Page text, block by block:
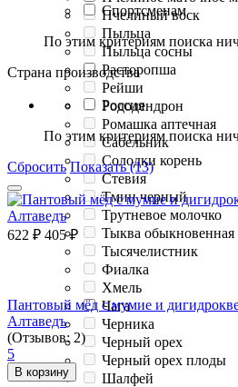
Пчелиный воск
Пыльца
Пыльца сосны
Расторопша
Рейши
Рододендрон
Ромашка аптечная
Сабельник
Солодки корень
Стевия
Тмин черный
Трутневое молочко
Тыква обыкновенная
Тысячелистник
Фиалка
Хмель
Чага
Черника
Черный орех
Черный орех плоды
Шалфей
Спортсменам
По этим критериям поиска
Страна производства
Россия
По этим критериям поиска
Сбросить Показать (13)
622 ₽ 405 ₽
Пантовый мёд с мумие и
Алтаведъ
(Отзывов: 2)
5
В корзину